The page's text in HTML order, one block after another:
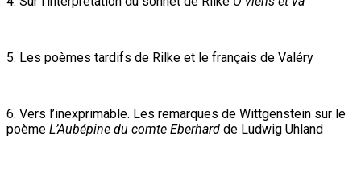
5. Les poèmes tardifs de Rilke et le français de Valéry
6. Vers l’inexprimable. Les remarques de Wittgenstein sur le
poème L’Aubépine du comte Eberhard de Ludwig Uhland